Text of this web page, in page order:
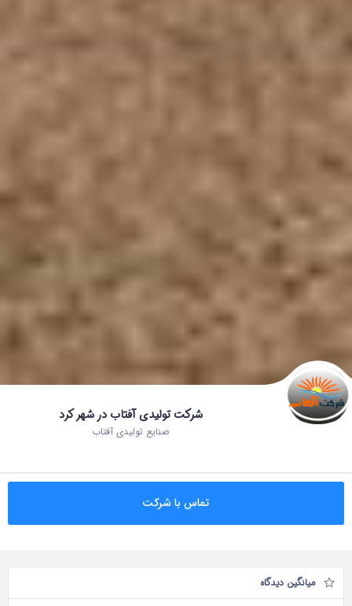
شرکت تولیدی آفتاب در شهر کرد
صنایع تولیدی آفتاب
تماس با شرکت
میانگین دیدگاه